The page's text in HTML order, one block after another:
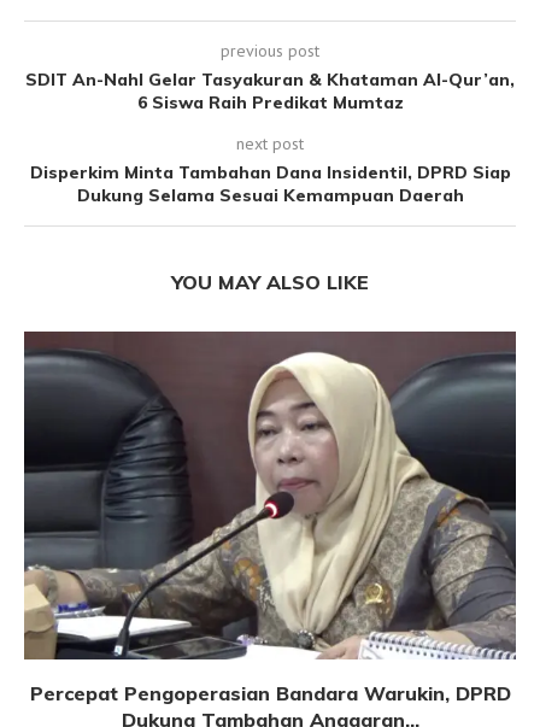
previous post
SDIT An-Nahl Gelar Tasyakuran & Khataman Al-Qur’an,
6 Siswa Raih Predikat Mumtaz
next post
Disperkim Minta Tambahan Dana Insidentil, DPRD Siap
Dukung Selama Sesuai Kemampuan Daerah
YOU MAY ALSO LIKE
Percepat Pengoperasian Bandara Warukin, DPRD
Dukung Tambahan Anggaran...